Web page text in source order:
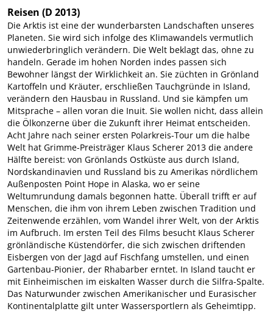
Reisen (D 2013)
Die Arktis ist eine der wunderbarsten Landschaften unseres
Planeten. Sie wird sich infolge des Klimawandels vermutlich
unwiederbringlich verändern. Die Welt beklagt das, ohne zu
handeln. Gerade im hohen Norden indes passen sich
Bewohner längst der Wirklichkeit an. Sie züchten in Grönland
Kartoffeln und Kräuter, erschließen Tauchgründe in Island,
verändern den Hausbau in Russland. Und sie kämpfen um
Mitsprache – allen voran die Inuit. Sie wollen nicht, dass allein
die Ölkonzerne über die Zukunft ihrer Heimat entscheiden.
Acht Jahre nach seiner ersten Polarkreis-Tour um die halbe
Welt hat Grimme-Preisträger Klaus Scherer 2013 die andere
Hälfte bereist: von Grönlands Ostküste aus durch Island,
Nordskandinavien und Russland bis zu Amerikas nördlichem
Außenposten Point Hope in Alaska, wo er seine
Weltumrundung damals begonnen hatte. Überall trifft er auf
Menschen, die ihm von ihrem Leben zwischen Tradition und
Zeitenwende erzählen, vom Wandel ihrer Welt, von der Arktis
im Aufbruch. Im ersten Teil des Films besucht Klaus Scherer
grönländische Küstendörfer, die sich zwischen driftenden
Eisbergen von der Jagd auf Fischfang umstellen, und einen
Gartenbau-Pionier, der Rhabarber erntet. In Island taucht er
mit Einheimischen im eiskalten Wasser durch die Silfra-Spalte.
Das Naturwunder zwischen Amerikanischer und Eurasischer
Kontinentalplatte gilt unter Wassersportlern als Geheimtipp.